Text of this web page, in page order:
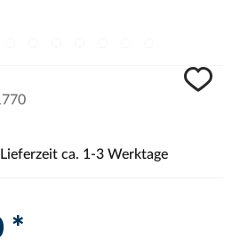
ca. 1-3 Werktage
*